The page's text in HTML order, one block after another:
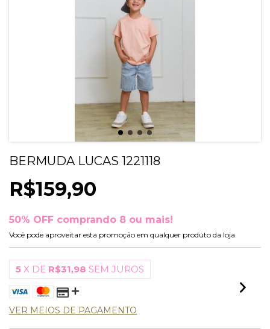
BERMUDA LUCAS 1221118
R$159,90
50% OFF comprando 8 ou mais!
Você pode aproveitar esta promoção em qualquer produto da loja.
5 X DE R$31,98 SEM JUROS
VER MEIOS DE PAGAMENTO